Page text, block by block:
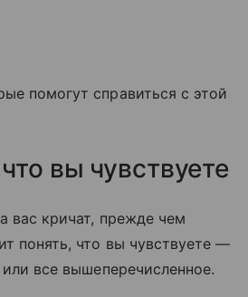
помогут справиться с этой
вы чувствуете
вас кричат, прежде чем
понять, что вы чувствуете —
все вышеперечисленное.